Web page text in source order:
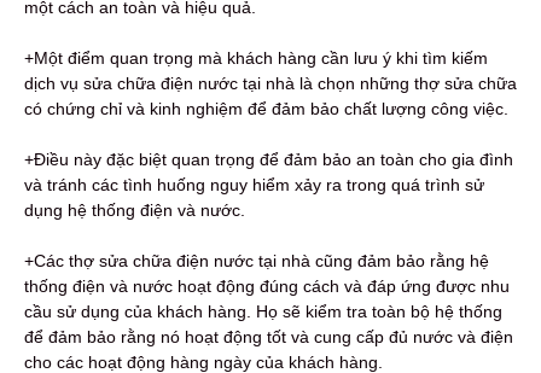
một cách an toàn và hiệu quả.
+Một điểm quan trọng mà khách hàng cần lưu ý khi tìm kiếm
dịch vụ sửa chữa điện nước tại nhà là chọn những thợ sửa chữa
có chứng chỉ và kinh nghiệm để đảm bảo chất lượng công việc.
+Điều này đặc biệt quan trọng để đảm bảo an toàn cho gia đình
và tránh các tình huống nguy hiểm xảy ra trong quá trình sử
dụng hệ thống điện và nước.
+Các thợ sửa chữa điện nước tại nhà cũng đảm bảo rằng hệ
thống điện và nước hoạt động đúng cách và đáp ứng được nhu
cầu sử dụng của khách hàng. Họ sẽ kiểm tra toàn bộ hệ thống
để đảm bảo rằng nó hoạt động tốt và cung cấp đủ nước và điện
cho các hoạt động hàng ngày của khách hàng.